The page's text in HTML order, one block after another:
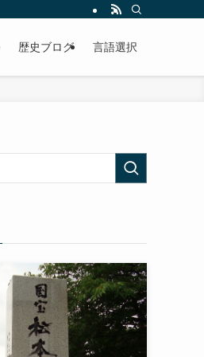
歴史ブログ 言語選択